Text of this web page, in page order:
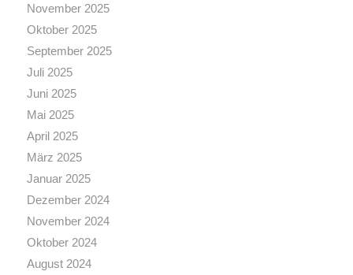
November 2025
Oktober 2025
September 2025
Juli 2025
Juni 2025
Mai 2025
April 2025
März 2025
Januar 2025
Dezember 2024
November 2024
Oktober 2024
August 2024